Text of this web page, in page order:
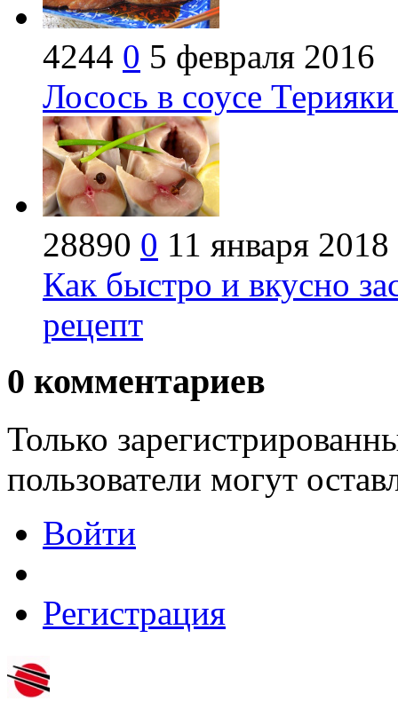
4244 0 5 февраля 2016
Лосось в соусе
28890 0 11 января 2018
Как быстро и вкусно
рецепт
0 комментариев
Только
пользователи могут
Войти
Регистрация